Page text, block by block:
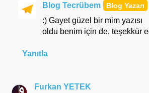
Blog Tecrübem
:) Gayet güzel bir mim yazısı
oldu benim için de, teşekkür
Yanıtla
Furkan YETEK